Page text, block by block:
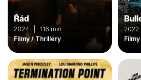
Řád
2024 | 116 min
Filmy / Thrillery